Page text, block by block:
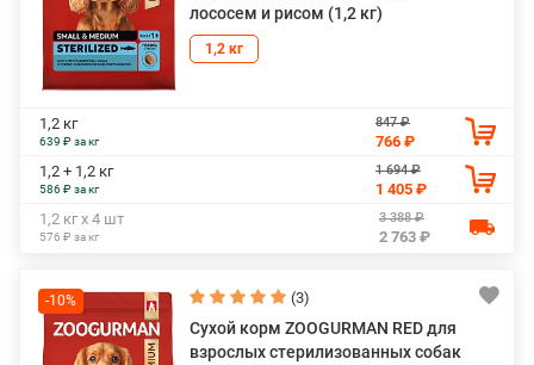
лососем и рисом (1,2 кг)
1,2 кг
1,2 кг
639 ₽ за кг
847 ₽
766 ₽
1,2 + 1,2 кг
586 ₽ за кг
1 694 ₽
1 405 ₽
1,2 кг х 4 шт
576 ₽ за кг
3 388 ₽
2 763 ₽
-10% (3)
Сухой корм ZOOGURMAN RED для
взрослых стерилизованных собак